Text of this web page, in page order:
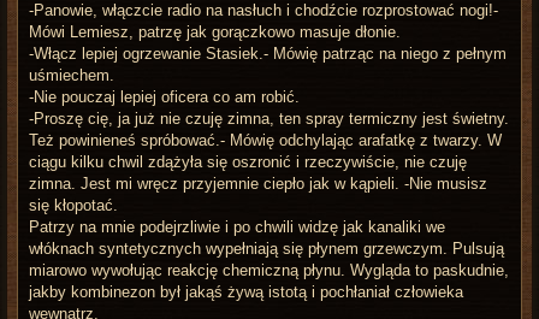
-Panowie, włączcie radio na nasłuch i chodźcie rozprostować nogi!-
Mówi Lemiesz, patrzę jak gorączkowo masuje dłonie.
-Włącz lepiej ogrzewanie Stasiek.- Mówię patrząc na niego z pełnym
uśmiechem.
-Nie pouczaj lepiej oficera co am robić.
-Proszę cię, ja już nie czuję zimna, ten spray termiczny jest świetny.
Też powinieneś spróbować.- Mówię odchylając arafatkę z twarzy. W
ciągu kilku chwil zdążyła się oszronić i rzeczywiście, nie czuję
zimna. Jest mi wręcz przyjemnie ciepło jak w kąpieli. -Nie musisz
się kłopotać.
Patrzy na mnie podejrzliwie i po chwili widzę jak kanaliki we
włóknach syntetycznych wypełniają się płynem grzewczym. Pulsują
miarowo wywołując reakcję chemiczną płynu. Wygląda to paskudnie,
jakby kombinezon był jakąś żywą istotą i pochłaniał człowieka
wewnątrz.